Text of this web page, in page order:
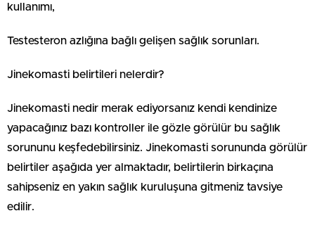
kullanımı,
Testesteron azlığına bağlı gelişen sağlık sorunları.
Jinekomasti belirtileri nelerdir?
Jinekomasti nedir merak ediyorsanız kendi kendinize
yapacağınız bazı kontroller ile gözle görülür bu sağlık
sorununu keşfedebilirsiniz. Jinekomasti sorununda görülür
belirtiler aşağıda yer almaktadır, belirtilerin birkaçına
sahipseniz en yakın sağlık kuruluşuna gitmeniz tavsiye
edilir.